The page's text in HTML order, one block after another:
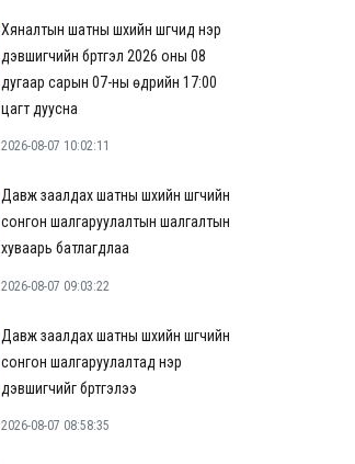
Хяналтын шатны шүүхийн шүүгчид нэр
дэвшигчийн бүртгэл 2026 оны 08
дугаар сарын 07-ны өдрийн 17:00
цагт дуусна
2026-08-07 10:02:11
Давж заалдах шатны шүүхийн шүүгчийн
сонгон шалгаруулалтын шалгалтын
хуваарь батлагдлаа
2026-08-07 09:03:22
Давж заалдах шатны шүүхийн шүүгчийн
сонгон шалгаруулалтад нэр
дэвшигчийг бүртгэлээ
2026-08-07 08:58:35